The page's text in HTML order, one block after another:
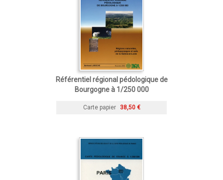
Référentiel régional pédologique de
Bourgogne à 1/250 000
Carte papier 38,50 €